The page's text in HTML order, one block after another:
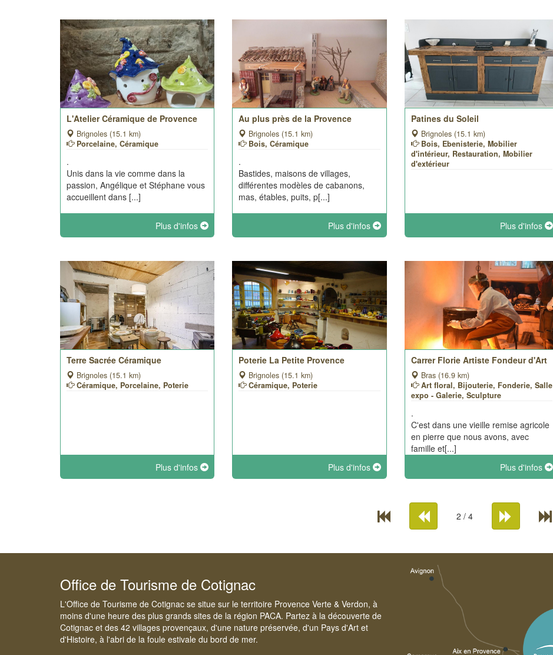
L'Atelier Céramique de Provence
Brignoles (15.1 km)
Porcelaine, Céramique
.
Unis dans la vie comme dans la
passion, Angélique et Stéphane vous
accueillent dans [...]
Plus d'infos
Au plus près de la Provence
Brignoles (15.1 km)
Bois, Céramique
.
Bastides, maisons de villages,
différentes modèles de cabanons,
mas, étables, puits, p[...]
Plus d'infos
Patines du Soleil
Brignoles (15.1 km)
Bois, Ebenisterie, Mobilier
d'intérieur, Restauration, Mobilier
d'extérieur
Plus d'infos
Terre Sacrée Céramique
Brignoles (15.1 km)
Céramique, Porcelaine, Poterie
Plus d'infos
Poterie La Petite Provence
Brignoles (15.1 km)
Céramique, Poterie
Plus d'infos
Carrer Florie Artiste Fondeur d'Art
Bras (16.9 km)
Art floral, Bijouterie, Fonderie, Salle
expo - Galerie, Sculpture
.
C'est dans une vieille remise agricole
en pierre que nous avons, avec
famille et[...]
Plus d'infos
2 / 4
Office de Tourisme de Cotignac
L'Office de Tourisme de Cotignac se situe sur le territoire Provence Verte & Verdon, à
moins d'une heure des plus grands sites de la région PACA. Partez à la découverte de
Cotignac et des 42 villages provençaux, d'une nature préservée, d'un Pays d'Art et
d'Histoire, à l'abri de la foule estivale du bord de mer.